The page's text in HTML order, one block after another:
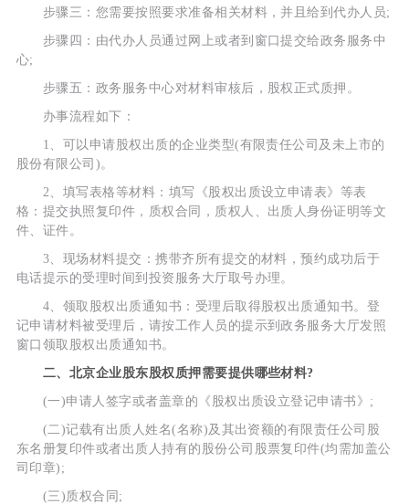
步骤三：您需要按照要求准备相关材料，并且给到代办人员;
步骤四：由代办人员通过网上或者到窗口提交给政务服务中
心;
步骤五：政务服务中心对材料审核后，股权正式质押。
办事流程如下：
1、可以申请股权出质的企业类型(有限责任公司及未上市的
股份有限公司)。
2、填写表格等材料：填写《股权出质设立申请表》等表
格：提交执照复印件，质权合同，质权人、出质人身份证明等文
件、证件。
3、现场材料提交：携带齐所有提交的材料，预约成功后于
电话提示的受理时间到投资服务大厅取号办理。
4、领取股权出质通知书：受理后取得股权出质通知书。登
记申请材料被受理后，请按工作人员的提示到政务服务大厅发照
窗口领取股权出质通知书。
二、北京企业股东股权质押需要提供哪些材料?
(一)申请人签字或者盖章的《股权出质设立登记申请书》;
(二)记载有出质人姓名(名称)及其出资额的有限责任公司股
东名册复印件或者出质人持有的股份公司股票复印件(均需加盖公
司印章);
(三)质权合同;